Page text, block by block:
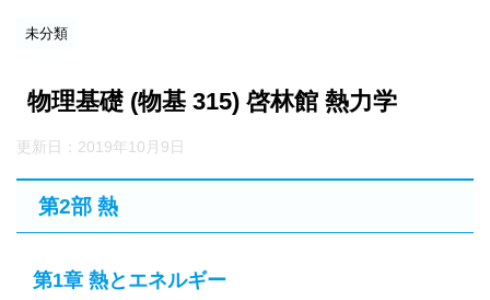
未分類
物理基礎 (物基 315) 啓林館 熱力学
更新日： 2019年10月9日
第2部 熱
第1章 熱とエネルギー